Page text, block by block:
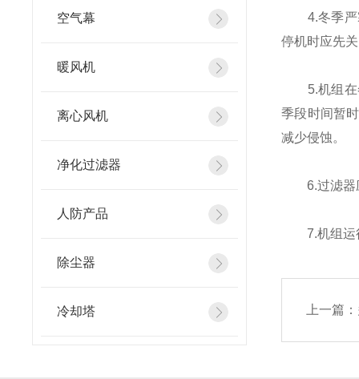
空气幕
暖风机
离心风机
净化过滤器
人防产品
除尘器
冷却塔
4.冬季严寒
停机时应先
5.机组在冬
季段时间暂
减少侵蚀。
6.过滤器应
7.机组运行
上一篇：